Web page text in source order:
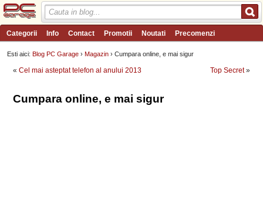
Categorii Info Contact Promotii Noutati Precomenzi
Review-uri Wishlist PC Garage TV Forum Blog
Esti aici:Blog PC Garage ›Magazin › Cumpara online, e mai sigur
«Cel mai asteptat telefon al anului 2013 Top Secret»
Cumpara online, e mai sigur